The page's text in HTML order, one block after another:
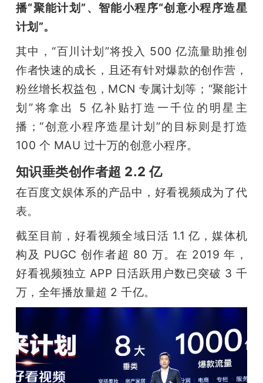
播“聚能计划”、智能小程序“创意小程序造星
计划”。
其中，“百川计划”将投入 500 亿流量助推创
作者快速的成长，且还有针对爆款的创作营，
粉丝增长权益包，MCN 专属计划等； “聚能计
划”将拿出 5 亿补贴打造一千位的明星主
播； “创意小程序造星计划”的目标则是打造
100 个 MAU 过十万的创意小程序。
知识垂类创作者超 2.2 亿
在百度文娱体系的产品中，好看视频成为了代
表。
截至目前，好看视频全域日活 1.1 亿，媒体机
构及 PUGC 创作者超 80 万。在 2019 年，
好看视频独立 APP 日活跃用户数已突破 3 千
万，全年播放量超 2 千亿。